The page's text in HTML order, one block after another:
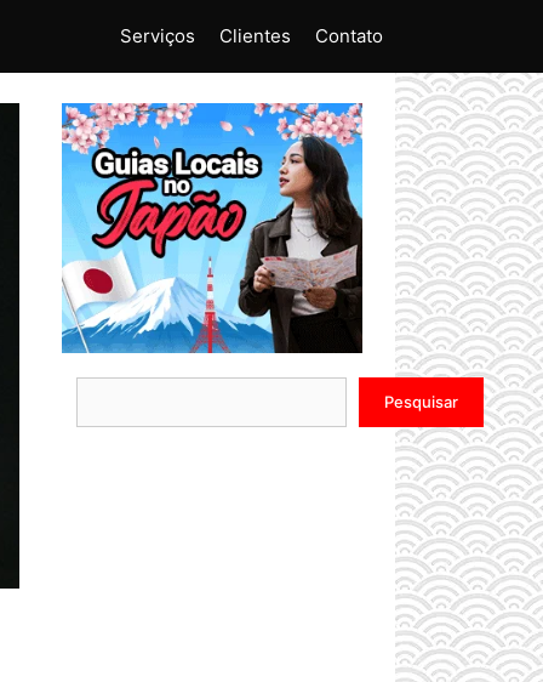
Serviços Clientes Contato
Pesquisar